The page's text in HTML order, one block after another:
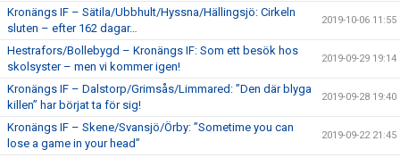
Kronängs IF – Sätila/Ubbhult/Hyssna/Hällingsjö: Cirkeln
sluten – efter 162 dagar…
2019-10-06 11:55
Hestrafors/Bollebygd – Kronängs IF: Som ett besök hos
skolsyster – men vi kommer igen!
2019-09-29 19:14
Kronängs IF – Dalstorp/Grimsås/Limmared: ”Den där blyga
killen” har börjat ta för sig!
2019-09-28 19:40
Kronängs IF – Skene/Svansjö/Örby: ”Sometime you can
lose a game in your head”
2019-09-22 21:45